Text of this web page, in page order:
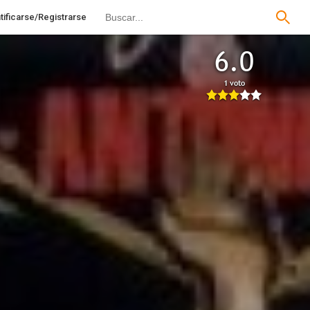
Registrarse
6.0
1 voto